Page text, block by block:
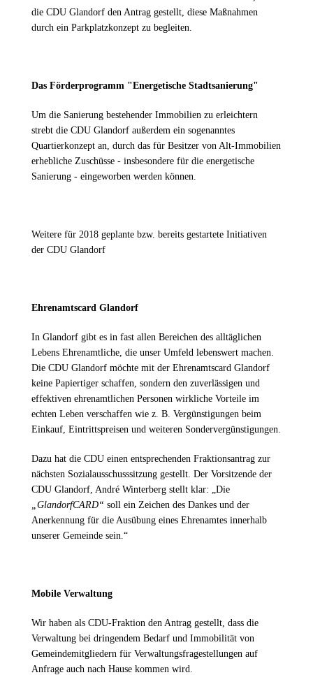
die CDU Glandorf den Antrag gestellt, diese Maßnahmen
durch ein Parkplatzkonzept zu begleiten.
Das Förderprogramm "Energetische Stadtsanierung"
Um die Sanierung bestehender Immobilien zu erleichtern
strebt die CDU Glandorf außerdem ein sogenanntes
Quartierkonzept an, durch das für Besitzer von Alt-Immobilien
erhebliche Zuschüsse - insbesondere für die energetische
Sanierung - eingeworben werden können.
Weitere für 2018 geplante bzw. bereits gestartete Initiativen
der CDU Glandorf
Ehrenamtscard Glandorf
In Glandorf gibt es in fast allen Bereichen des alltäglichen
Lebens Ehrenamtliche, die unser Umfeld lebenswert machen.
Die CDU Glandorf möchte mit der Ehrenamtscard Glandorf
keine Papiertiger schaffen, sondern den zuverlässigen und
effektiven ehrenamtlichen Personen wirkliche Vorteile im
echten Leben verschaffen wie z. B. Vergünstigungen beim
Einkauf, Eintrittspreisen und weiteren Sondervergünstigungen.
Dazu hat die CDU einen entsprechenden Fraktionsantrag zur
nächsten Sozialausschusssitzung gestellt. Der Vorsitzende der
CDU Glandorf, André Winterberg stellt klar: „Die
GlandorfCARD“ soll ein Zeichen des Dankes und der
Anerkennung für die Ausübung eines Ehrenamtes innerhalb
unserer Gemeinde sein.“
Mobile Verwaltung
Wir haben als CDU-Fraktion den Antrag gestellt, dass die
Verwaltung bei dringendem Bedarf und Immobilität von
Gemeindemitgliedern für Verwaltungsfragestellungen auf
Anfrage auch nach Hause kommen wird.